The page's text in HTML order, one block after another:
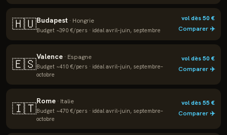
🇭🇺Budapest · Hongrie
Budget ~390 €/pers · idéal avril–juin, septembre
vol dès50€
Comparer ✈️
🇪🇸Valence · Espagne
Budget ~410 €/pers · idéal avril–juin, septembre–
octobre
vol dès50€
Comparer ✈️
🇮🇹Rome · Italie
Budget ~470 €/pers · idéal avril–juin, septembre–
octobre
vol dès55 €
Comparer ✈️